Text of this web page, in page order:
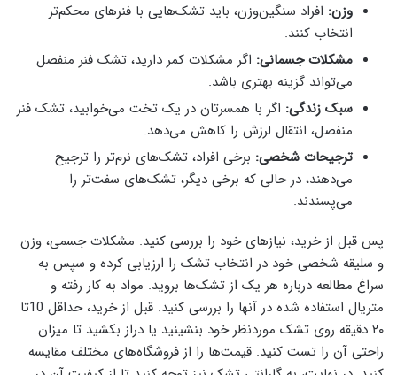
وزن: افراد سنگین‌وزن، باید تشک‌هایی با فنرهای محکم‌تر
انتخاب کنند.
مشکلات جسمانی: اگر مشکلات کمر دارید، تشک فنر منفصل
می‌تواند گزینه بهتری باشد.
سبک زندگی: اگر با همسرتان در یک تخت می‌خوابید، تشک فنر
منفصل، انتقال لرزش را کاهش می‌دهد.
ترجیحات شخصی: برخی افراد، تشک‌های نرم‌تر را ترجیح
می‌دهند، در حالی که برخی دیگر، تشک‌های سفت‌تر را
می‌پسندند.
پس قبل از خرید، نیازهای خود را بررسی کنید. مشکلات جسمی، وزن
و سلیقه شخصی خود در انتخاب تشک را ارزیابی کرده و سپس به
سراغ مطالعه درباره هر یک از تشک‌ها بروید. مواد به کار رفته و
متریال استفاده شده در آنها را بررسی کنید. قبل از خرید، حداقل 10تا
۲۰ دقیقه روی تشک موردنظر خود بنشینید یا دراز بکشید تا میزان
راحتی آن را تست کنید. قیمت‌ها را از فروشگاه‌های مختلف مقایسه